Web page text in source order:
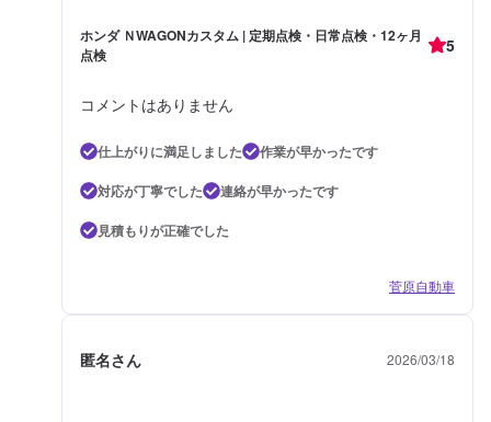
ホンダ ＮWAGONカスタム | 定期点検・日常点検・12ヶ月
点検
5
コメントはありません
仕上がりに満足しました
作業が早かったです
対応が丁寧でした
連絡が早かったです
見積もりが正確でした
菅原自動車
匿名さん 2026/03/18